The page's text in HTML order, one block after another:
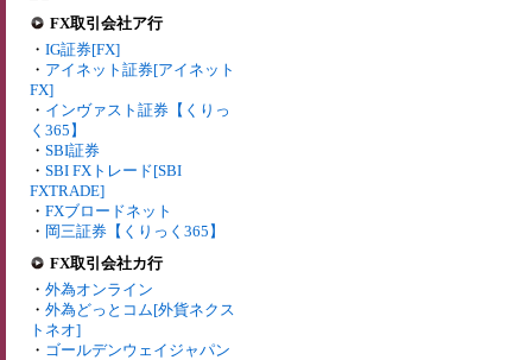
FX取引会社ア行
・ IG証券[FX]
・ アイネット証券[アイネット
FX]
・ インヴァスト証券【くりっ
く365】
・ SBI証券
・ SBI FXトレード[SBI
FXTRADE]
・ FXブロードネット
・ 岡三証券【くりっく365】
FX取引会社カ行
・ 外為オンライン
・ 外為どっとコム[外貨ネクス
トネオ]
・ ゴールデンウェイジャパン